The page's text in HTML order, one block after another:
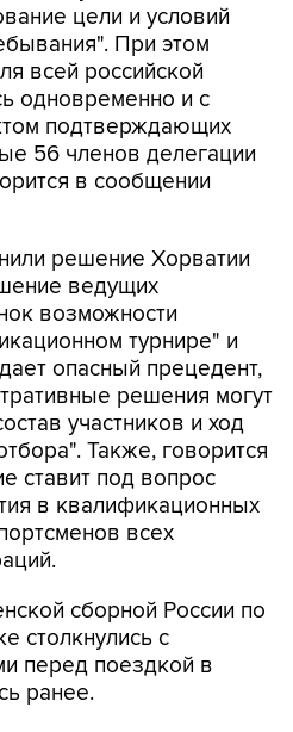
всей российской
одновременно и с
подтверждающих
56 членов делегации
в сообщении
решение Хорватии
возможности
турнире" и
опасный прецедент,
решения могут
участников и ход
Также, говорится
ставит под вопрос
в квалификационных
всех
сборной России по
перед поездкой в
ранее.
13 по 23 августа и